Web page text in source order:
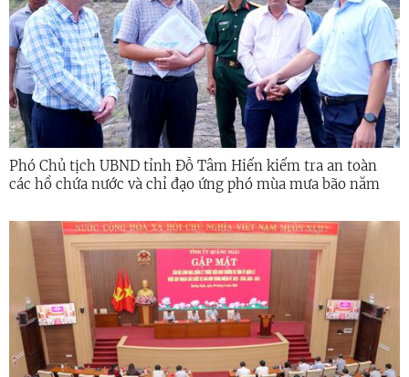
Phó Chủ tịch UBND tỉnh Đỗ Tâm Hiển kiểm tra an toàn
các hồ chứa nước và chỉ đạo ứng phó mùa mưa bão năm